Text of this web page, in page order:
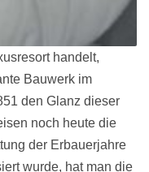
handelt,
Bauwerk im
den Glanz dieser
noch heute die
der Erbauerjahre
wurde, hat man die